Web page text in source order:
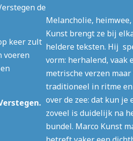
de
keer zult
voeren
Melancholie,
Kunst brengt ze bij
heldere teksten. Hij
vorm: herhalend, vaak
metrische verzen
traditioneel in ritme
over de zee: dat kun je
zoveel is duidelijk na
bundel. Marco Kunst